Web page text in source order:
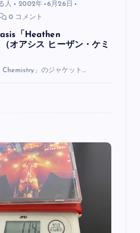
人 2002年
6月26日
0 コメント
「Heathen
オアシス ヒーザン・ケミ
」のジャケット…